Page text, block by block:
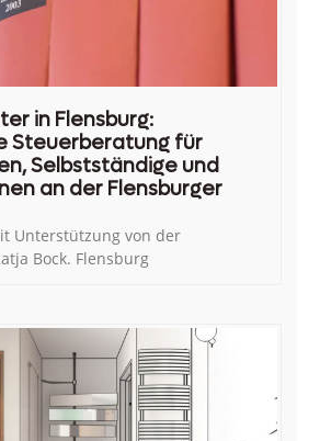
in Flensburg:
Steuerberatung für
Selbstständige und
an der Flensburger
Unterstützung von der
Bock. Flensburg